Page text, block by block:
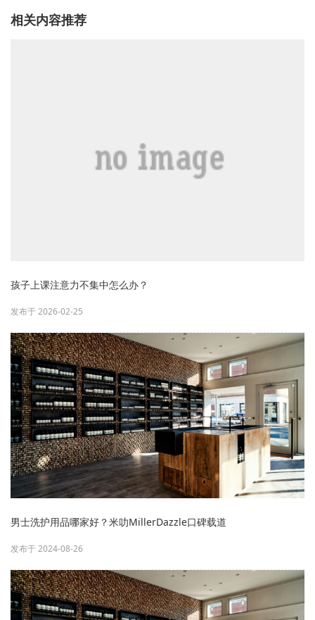
相关内容推荐
孩子上课注意力不集中怎么办？
发布于 2026-02-25
男士洗护用品哪家好？米叻MillerDazzle口碑载道
发布于 2024-08-26